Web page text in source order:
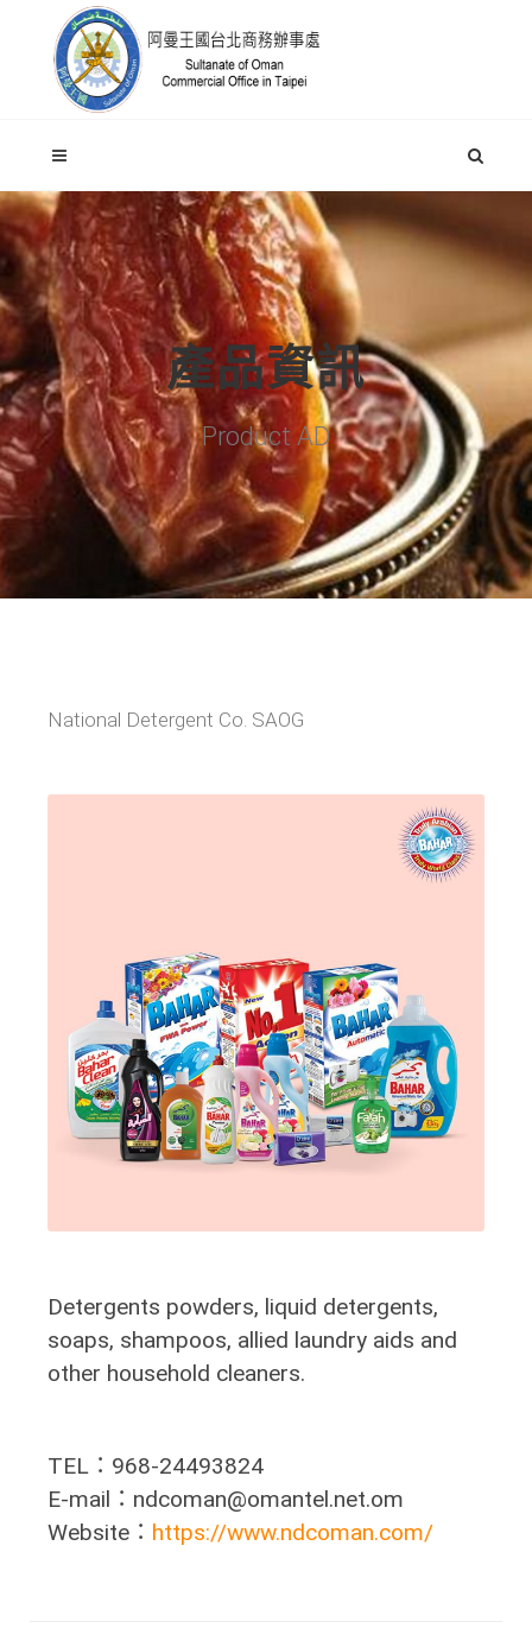
產品資訊
Product AD
National Detergent Co. SAOG
Detergents powders, liquid detergents,
soaps, shampoos, allied laundry aids and
other household cleaners.
TEL：968-24493824
E-mail：ndcoman@omantel.net.om
Website： https://www.ndcoman.com/